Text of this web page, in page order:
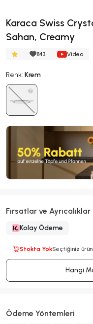
Karaca Swiss
Sahan, Creamy
843 Video
Renk: Krem
Fırsatlar ve Ayrıcalıklar
Kolay Ödeme
Stokta YokSeçtiğiniz
Hangi
Ödeme Yöntemleri